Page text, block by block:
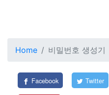
Home 비밀번호 생성기
Facebook Twitter